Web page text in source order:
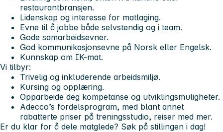
restaurantbransjen.
Lidenskap og interesse for matlaging.
Evne til å jobbe både selvstendig og i team.
Gode samarbeidsevner.
God kommunikasjonsevne på Norsk eller Engelsk.
Kunnskap om IK-mat.
Vi tilbyr:
Trivelig og inkluderende arbeidsmiljø.
Kursing og opplæring.
Opparbeide deg kompetanse og utviklingsmuligheter.
Adecco’s fordelsprogram, med blant annet
rabatterte priser på treningsstudio, reiser med mer.
Er du klar for å dele matglede? Søk på stillingen i dag!